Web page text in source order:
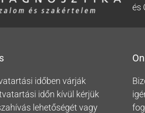
és
időben várják
időn kívül kérjük
lehetőségét vagy